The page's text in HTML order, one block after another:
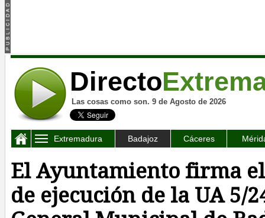
Directo
Las cosas como son. 9 de Agosto de 2026
Extremadura Badajoz Cáceres
El Ayuntamiento firma
de ejecución de la UA 5/